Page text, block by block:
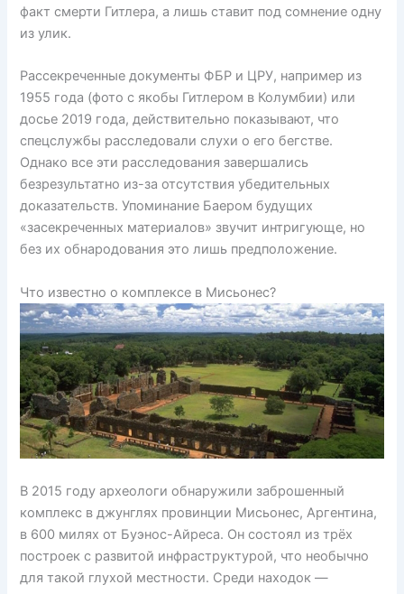
факт смерти Гитлера, а лишь ставит под сомнение одну
из улик.
Рассекреченные документы ФБР и ЦРУ, например из
1955 года (фото с якобы Гитлером в Колумбии) или
досье 2019 года, действительно показывают, что
спецслужбы расследовали слухи о его бегстве.
Однако все эти расследования завершались
безрезультатно из-за отсутствия убедительных
доказательств. Упоминание Баером будущих
«засекреченных материалов» звучит интригующе, но
без их обнародования это лишь предположение.
Что известно о комплексе в Мисьонес?
В 2015 году археологи обнаружили заброшенный
комплекс в джунглях провинции Мисьонес, Аргентина,
в 600 милях от Буэнос-Айреса. Он состоял из трёх
построек с развитой инфраструктурой, что необычно
для такой глухой местности. Среди находок —